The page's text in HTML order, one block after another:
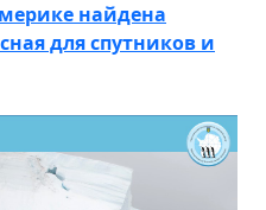
найдена
для спутников и